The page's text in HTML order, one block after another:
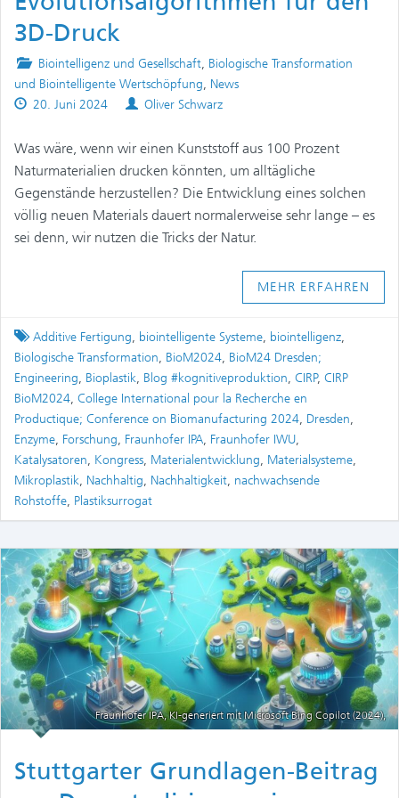
3D-Druck
Posted
in
Biointelligenz und Gesellschaft, Biologische Transformation
und Biointelligente Wertschöpfung, News
Published
20. Juni 2024 Authors
Oliver Schwarz
Was wäre, wenn wir einen Kunststoff aus 100 Prozent
Naturmaterialien drucken könnten, um alltägliche
Gegenstände herzustellen? Die Entwicklung eines solchen
völlig neuen Materials dauert normalerweise sehr lange – es
sei denn, wir nutzen die Tricks der Natur.
MEHR ERFAHREN
Tagged
Additive Fertigung, biointelligente Systeme, biointelligenz,
Biologische Transformation, BioM2024, BioM24 Dresden;
Engineering, Bioplastik, Blog #kognitiveproduktion, CIRP, CIRP
BioM2024, College International pour la Recherche en
Productique; Conference on Biomanufacturing 2024, Dresden,
Enzyme, Forschung, Fraunhofer IPA, Fraunhofer IWU,
Katalysatoren, Kongress, Materialentwicklung, Materialsysteme,
Mikroplastik, Nachhaltig, Nachhaltigkeit, nachwachsende
Rohstoffe, Plastiksurrogat
Fraunhofer IPA, KI-generiert mit Microsoft Bing Copilot (2024),
Stuttgarter Grundlagen-Beitrag